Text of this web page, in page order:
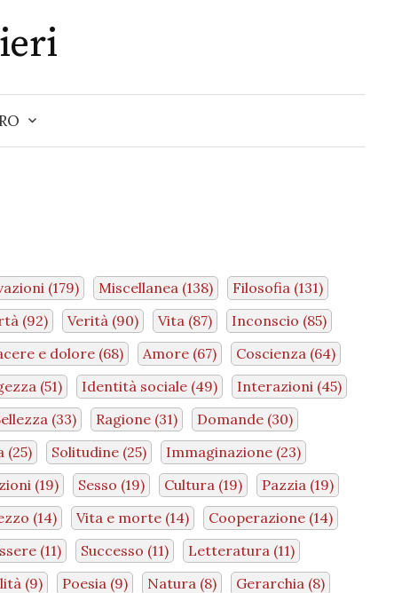
(179) Miscellanea (138) Filosofia (131)
(92) Verità (90) Vita (87) Inconscio (85)
e dolore (68) Amore (67) Coscienza (64)
(51) Identità sociale (49) Interazioni (45)
(33) Ragione (31) Domande (30)
(25) Solitudine (25) Immaginazione (23)
(19) Sesso (19) Cultura (19) Pazzia (19)
(14) Vita e morte (14) Cooperazione (14)
(11) Successo (11) Letteratura (11)
(9) Poesia (9) Natura (8) Gerarchia (8)